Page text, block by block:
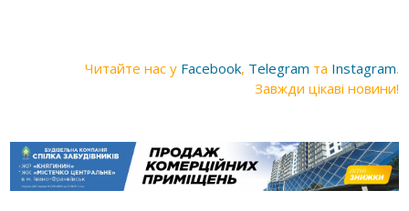
Читайте нас у Facebook, Telegram та Instagram.
Завжди цікаві новини!